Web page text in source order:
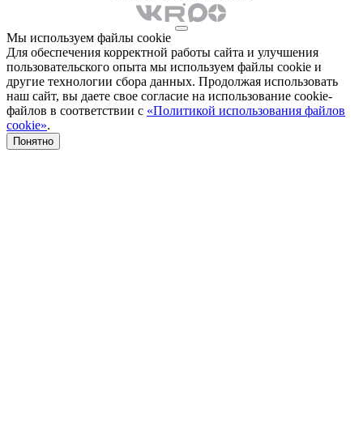
Мы используем файлы cookie
Для обеспечения корректной работы сайта и улучшения
пользовательского опыта мы используем файлы cookie и
другие технологии сбора данных. Продолжая использовать
наш сайт, вы даете свое согласие на использование cookie-
файлов в соответствии с «Политикой использования файлов
cookie».
Понятно